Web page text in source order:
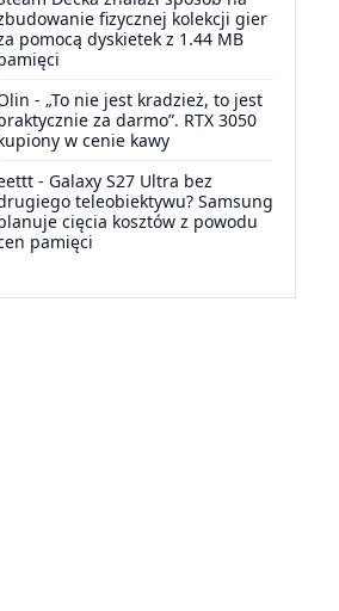
fizycznej kolekcji gier
pomocą dyskietek z 1.44 MB
- „To nie jest kradzież, to jest
za darmo”. RTX 3050
w cenie kawy
- Galaxy S27 Ultra bez
teleobiektywu? Samsung
cięcia kosztów z powodu
pamięci